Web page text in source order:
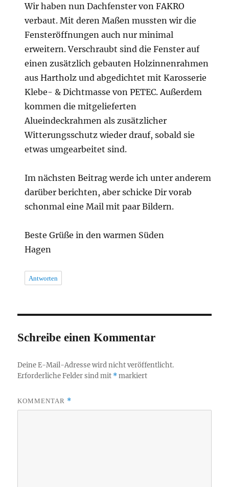
Wir haben nun Dachfenster von FAKRO
verbaut. Mit deren Maßen mussten wir die
Fensteröffnungen auch nur minimal
erweitern. Verschraubt sind die Fenster auf
einen zusätzlich gebauten Holzinnenrahmen
aus Hartholz und abgedichtet mit Karosserie
Klebe- & Dichtmasse von PETEC. Außerdem
kommen die mitgelieferten
Alueindeckrahmen als zusätzlicher
Witterungsschutz wieder drauf, sobald sie
etwas umgearbeitet sind.
Im nächsten Beitrag werde ich unter anderem
darüber berichten, aber schicke Dir vorab
schonmal eine Mail mit paar Bildern.
Beste Grüße in den warmen Süden
Hagen
Antworten
Schreibe einen Kommentar
Deine E-Mail-Adresse wird nicht veröffentlicht.
Erforderliche Felder sind mit *markiert
KOMMENTAR *